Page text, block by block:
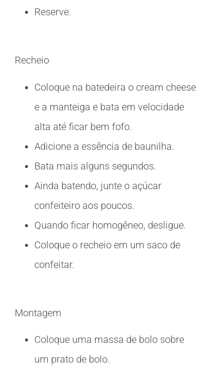
Reserve.
Recheio
Coloque na batedeira o cream cheese
e a manteiga e bata em velocidade
alta até ficar bem fofo.
Adicione a essência de baunilha.
Bata mais alguns segundos.
Ainda batendo, junte o açúcar
confeiteiro aos poucos.
Quando ficar homogêneo, desligue.
Coloque o recheio em um saco de
confeitar.
Montagem
Coloque uma massa de bolo sobre
um prato de bolo.